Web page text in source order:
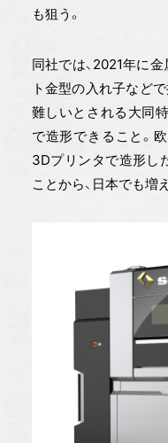
も狙う。
同社では、2021年に
ト金型の入れ子など
難しいとされる大同
で造形できること。
3Dプリンタで造形し
ことから、日本でも増